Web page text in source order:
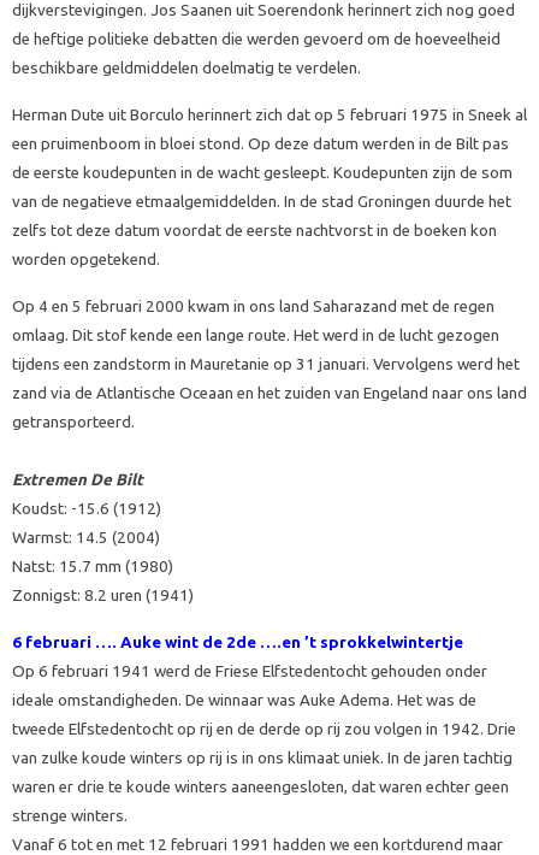
dijkverstevigingen. Jos Saanen uit Soerendonk herinnert zich nog goed
de heftige politieke debatten die werden gevoerd om de hoeveelheid
beschikbare geldmiddelen doelmatig te verdelen.
Herman Dute uit Borculo herinnert zich dat op 5 februari 1975 in Sneek al
een pruimenboom in bloei stond. Op deze datum werden in de Bilt pas
de eerste koudepunten in de wacht gesleept. Koudepunten zijn de som
van de negatieve etmaalgemiddelden. In de stad Groningen duurde het
zelfs tot deze datum voordat de eerste nachtvorst in de boeken kon
worden opgetekend.
Op 4 en 5 februari 2000 kwam in ons land Saharazand met de regen
omlaag. Dit stof kende een lange route. Het werd in de lucht gezogen
tijdens een zandstorm in Mauretanie op 31 januari. Vervolgens werd het
zand via de Atlantische Oceaan en het zuiden van Engeland naar ons land
getransporteerd.
Extremen De Bilt
Koudst: -15.6 (1912)
Warmst: 14.5 (2004)
Natst: 15.7 mm (1980)
Zonnigst: 8.2 uren (1941)
6 februari …. Auke wint de 2de ….en ’t sprokkelwintertje
Op 6 februari 1941 werd de Friese Elfstedentocht gehouden onder
ideale omstandigheden. De winnaar was Auke Adema. Het was de
tweede Elfstedentocht op rij en de derde op rij zou volgen in 1942. Drie
van zulke koude winters op rij is in ons klimaat uniek. In de jaren tachtig
waren er drie te koude winters aaneengesloten, dat waren echter geen
strenge winters.
Vanaf 6 tot en met 12 februari 1991 hadden we een kortdurend maar